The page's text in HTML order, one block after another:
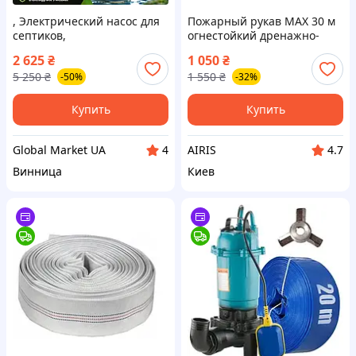
, Электрический насос для
септиков,
насос для аварийной
откачки воды Procraft
PN24х ям, колодцев
2 625₴
5 250 ₴ -50%
Купить
Global Market UA
4
Винница
Пожарный рукав MAX 30 м
огнестойкий дренажно-
фекальный для грязной и
чистой воды, септиков, Ø52
мм, усиленный профи для
насоса
1 050₴
1 550 ₴ -32%
Купить
AIRIS
4.7
Киев